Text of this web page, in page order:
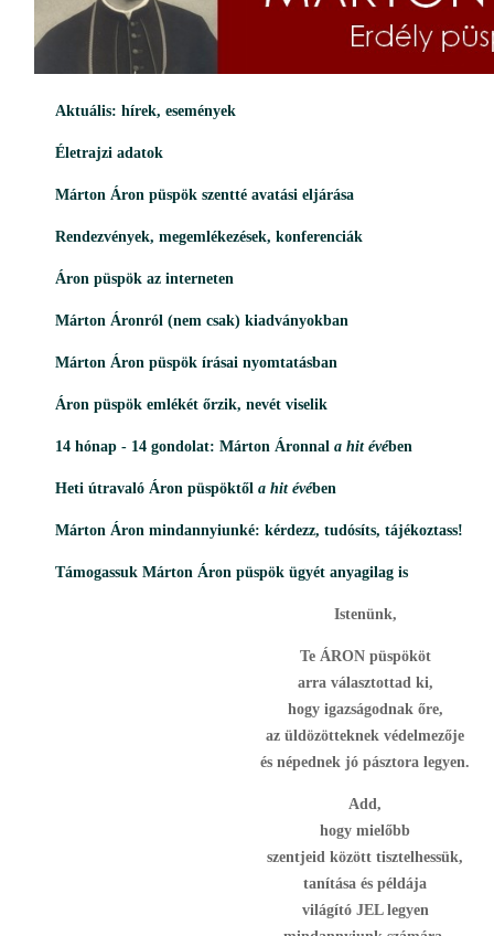
Aktuális: hírek, események
Életrajzi adatok
Márton Áron püspök szentté avatási eljárása
Rendezvények, megemlékezések, konferenciák
Áron püspök az interneten
Márton Áronról (nem csak) kiadványokban
Márton Áron püspök írásai nyomtatásban
Áron püspök emlékét őrzik, nevét viselik
14 hónap - 14 gondolat: Márton Áronnal a hit évében
Heti útravaló Áron püspöktől a hit évében
Márton Áron mindannyiunké: kérdezz, tudósíts, tájékoztass!
Támogassuk Márton Áron püspök ügyét anyagilag is
Istenünk,
Te ÁRON püspököt
arra választottad ki,
hogy igazságodnak őre,
az üldözötteknek védelmezője
és népednek jó pásztora legyen.
Add,
hogy mielőbb
szentjeid között tisztelhessük,
tanítása és példája
világító JEL legyen